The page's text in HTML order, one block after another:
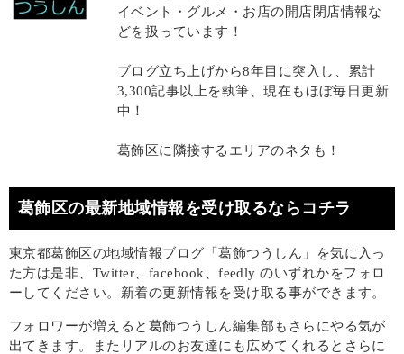
イベント・グルメ・お店の開店閉店情報な
どを扱っています！
ブログ立ち上げから8年目に突入し、累計
3,300記事以上を執筆、現在もほぼ毎日更新
中！
葛飾区に隣接するエリアのネタも！
葛飾区の最新地域情報を受け取るならコチラ
東京都葛飾区の地域情報ブログ「葛飾つうしん」を気に入っ
た方は是非、Twitter、facebook、feedly のいずれかをフォロ
ーしてください。新着の更新情報を受け取る事ができます。
フォロワーが増えると葛飾つうしん編集部もさらにやる気が
出てきます。またリアルのお友達にも広めてくれるとさらに